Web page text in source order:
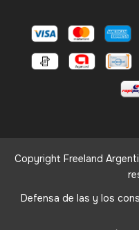
Copyright Freeland
Defensa de las y los